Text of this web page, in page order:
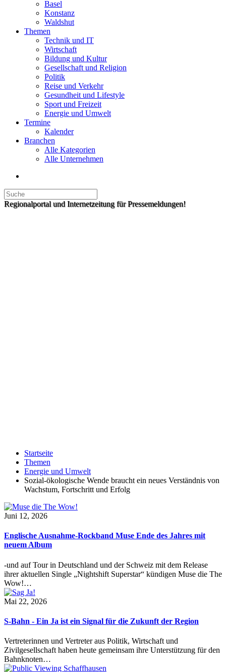
Basel
Konstanz
Waldshut
Themen
Technik und IT
Wirtschaft
Bildung und Kultur
Gesellschaft und Religion
Politik
Reise und Verkehr
Gesundheit und Lifestyle
Sport und Freizeit
Energie und Umwelt
Termine
Kalender
Branchen
Alle Kategorien
Alle Unternehmen
Regionalportal und Internetzeitung für Pressemeldungen!
Startseite
Themen
Energie und Umwelt
Sozial-ökologische Wende braucht ein neues Verständnis von
Wachstum, Fortschritt und Erfolg
Juni 12, 2026
Englische Ausnahme-Rockband Muse Ende des Jahres mit
neuem Album
-und auf Tour in Deutschland und der Schweiz mit dem Release
ihrer aktuellen Single „Nightshift Superstar“ kündigen Muse die The
Wow!…
Mai 22, 2026
S-Bahn - Ein Ja ist ein Signal für die Zukunft der Region
Vertreterinnen und Vertreter aus Politik, Wirtschaft und
Zivilgesellschaft haben heute gemeinsam ihre Unterstützung für den
Bahnknoten…